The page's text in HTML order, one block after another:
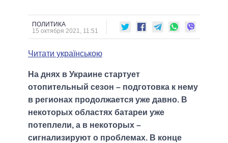
МЭРЫ
ВСЕ ПЕРСОНЫ
СРАВНЕНИЕ ПОЛИТИКОВ
ПОЛИТИКА
15 октября 2021, 11:51
Читати українською
На днях в Украине стартует
отопительный сезон – подготовка к нему
в регионах продолжается уже давно. В
некоторых областях батареи уже
потеплели, а в некоторых –
сигнализируют о проблемах. В конце